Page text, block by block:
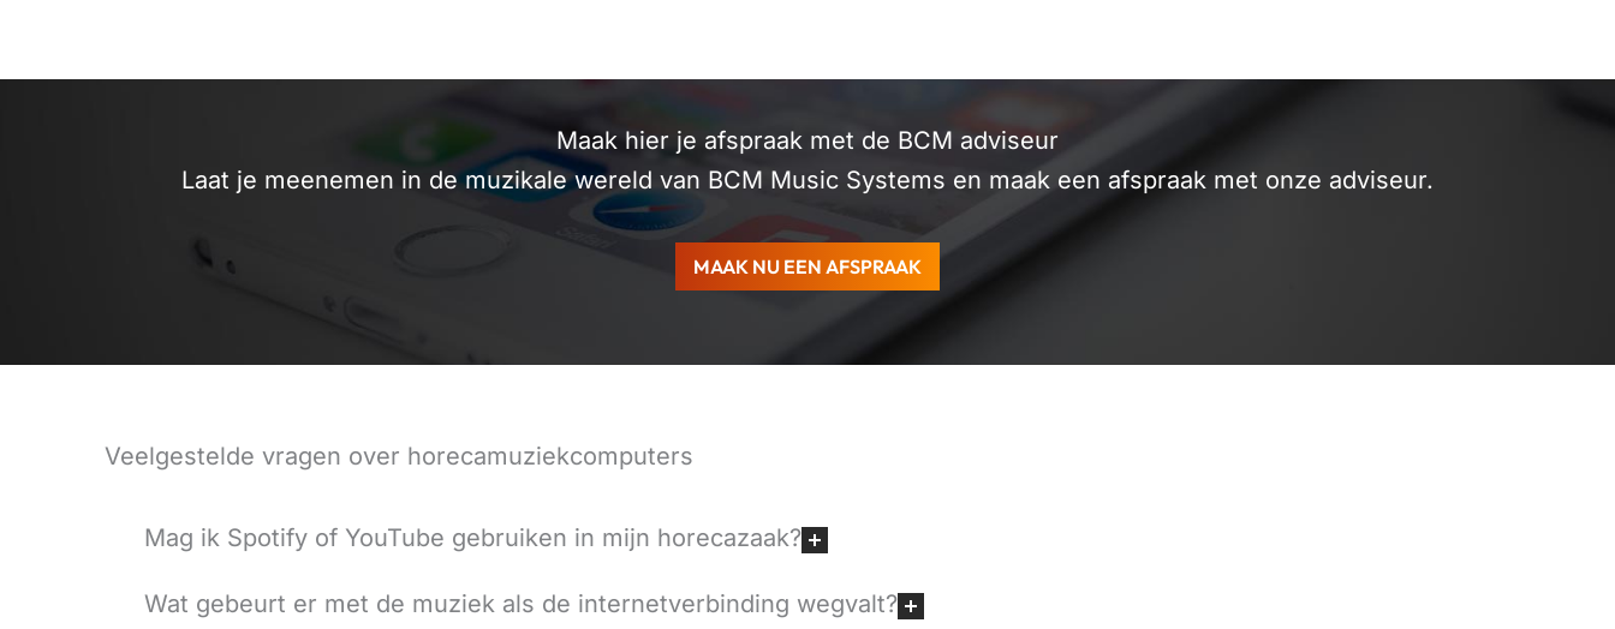
Maak hier je afspraak met de BCM adviseur
Laat je meenemen in de muzikale wereld van BCM Music Systems en maak een afspraak met onze adviseur.
MAAK NU EEN AFSPRAAK
Veelgestelde vragen over horecamuziekcomputers
Mag ik Spotify of YouTube gebruiken in mijn horecazaak?
Wat gebeurt er met de muziek als de internetverbinding wegvalt?